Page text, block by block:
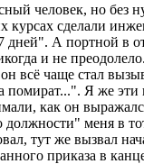
человек, но без
сделали
А портной в
и не
чаще стал
Я же эти
как он
меня в
тут же вызвал
приказа в